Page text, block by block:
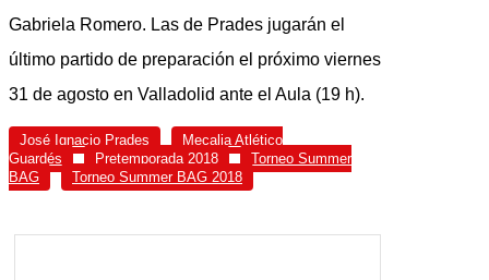
Gabriela Romero. Las de Prades jugarán el
último partido de preparación el próximo viernes
31 de agosto en Valladolid ante el Aula (19 h).
José Ignacio Prades
Mecalia Atlético
Guardés
Pretemporada 2018
Torneo Summer
BAG
Torneo Summer BAG 2018